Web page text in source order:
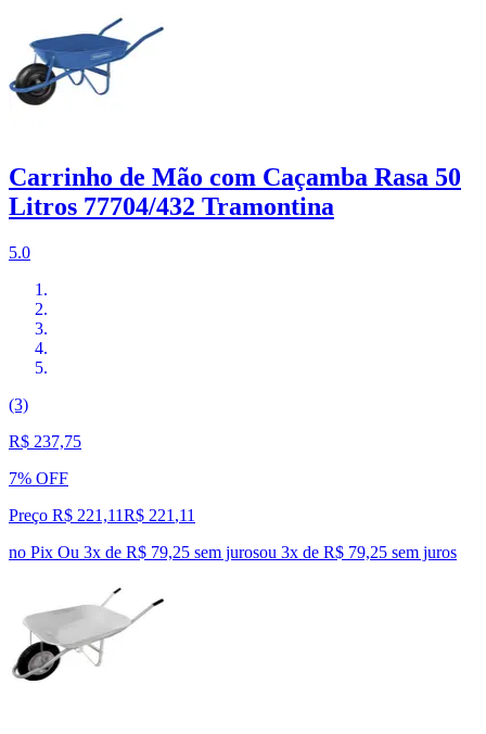
Carrinho de Mão com Caçamba Rasa 50
Litros 77704/432 Tramontina
5.0
(3)
R$ 237,75
7% OFF
Preço R$ 221,11R$ 221 ,11
no Pix Ou 3x de R$ 79,25 sem jurosou 3x de R$ 79,25 sem juros